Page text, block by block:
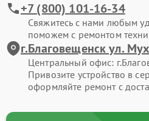
+7 (800) 101-16-34
Свяжитесь с нами любым
поможем с ремонтом
г.Благовещенск ул.
Центральный офис:
Привозите устройство в
оформляйте ремонт с